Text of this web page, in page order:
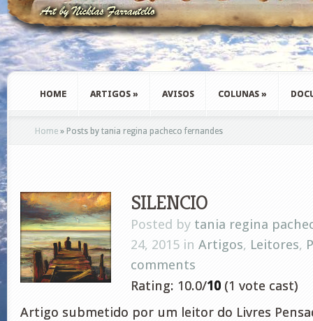
HOME ARTIGOS » AVISOS COLUNAS »
Home » Posts by tania regina pacheco fernandes
SILENCIO
Posted by tania regina
24, 2015 in Artigos, Leitores,
comments
Rating: 10.0/10 (1 vote cast)
Artigo submetido por um leitor do Livres